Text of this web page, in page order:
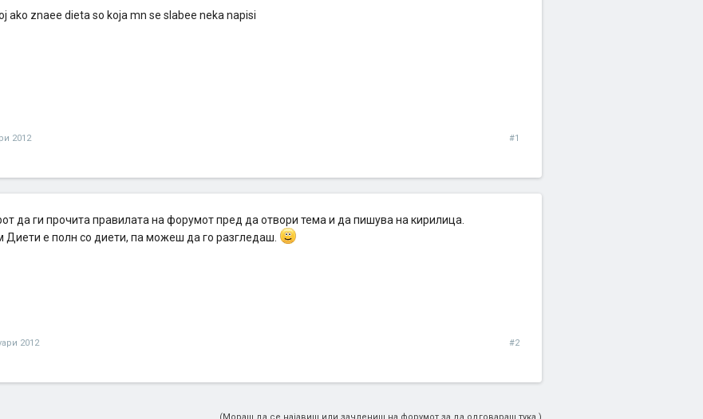
ako znaee dieta so koja mn se slabee neka napisi
2012 #1
да ги прочита правилата на форумот пред да отвори тема и да пишува на кирилица.
е полн со диети, па можеш да го разгледаш.
2012 #2